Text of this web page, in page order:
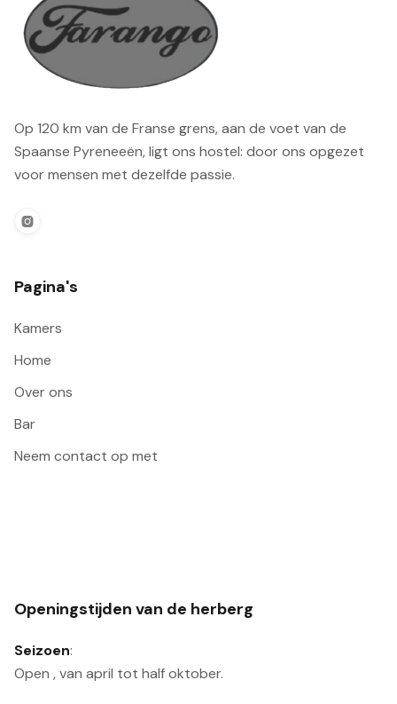
Op 120 km van de Franse grens, aan de voet van de
Spaanse Pyreneeën, ligt ons hostel: door ons opgezet
voor mensen met dezelfde passie.

Pagina's
Kamers
Home
Over ons
Bar
Neem contact op met
Openingstijden van de herberg
Seizoen:
Open , van april tot half oktober.